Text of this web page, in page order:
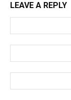
LEAVE A REPLY